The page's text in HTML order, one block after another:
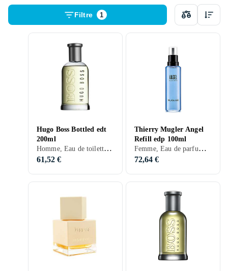
Filtre 1
Hugo Boss Bottled edt
200ml
Homme, Eau de toilette, 200 ml, Boss Bottled, Musc, Bois de cèdre, Bois de santal, Pomme, Citron, Bergamote, Cardamome, Vétiver, Salvia, Bois, Oeillet, Feuille de cèdre, Poivre, Patchouli, Pélargonium, Acajou, Olivträ, Clou de girofle, Mousse, Cannelle, Vanille, Ambre gris, Prune, Géranium, Mousse de chêne
61,52 €
Thierry Mugler Angel
Refill edp 100ml
Femme, Eau de parfum, 100 ml, Angel, Musc, Bois de santal, Fèves tonka, Apelsin, Mandarine, Melon, Ros, Orchidée, Bergamote, Muguet, Praliné, Mûres, Abricot, Patchouli, Cacao, Lait de coco, Jasmin, Vanille, Ananas, Ambre gris, Pêche, Prune, Fraise, Noix de muscade, Chocolat, Miel, Kummin, Fruits rouges, Karamell
72,64 €